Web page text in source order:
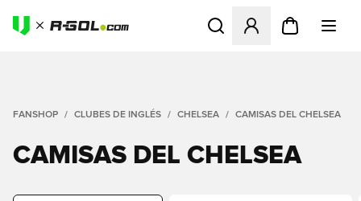
Abre un modal para iniciar
FANSHOP CLUBES DE INGLÉS CHELSEA CAMISAS DEL CHELSEA
CAMISAS DEL CHELSEA